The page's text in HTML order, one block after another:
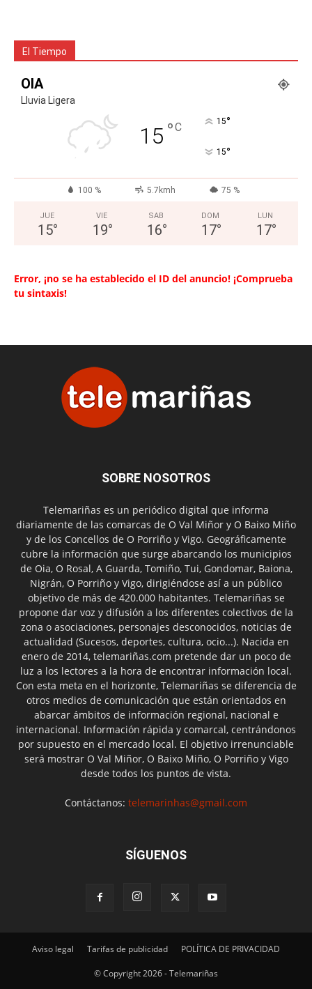
El Tiempo
OIA
Lluvia Ligera
15 °C 15°
15°
100 % 5.7kmh 75 %
JUE
15°
VIE
19°
SAB
16°
DOM
17°
LUN
17°
Error, ¡no se ha establecido el ID del anuncio! ¡Comprueba
tu sintaxis!
SOBRE NOSOTROS
Telemariñas es un periódico digital que informa
diariamente de las comarcas de O Val Miñor y O Baixo Miño
y de los Concellos de O Porriño y Vigo. Geográficamente
cubre la información que surge abarcando los municipios
de Oia, O Rosal, A Guarda, Tomiño, Tui, Gondomar, Baiona,
Nigrán, O Porriño y Vigo, dirigiéndose así a un público
objetivo de más de 420.000 habitantes. Telemariñas se
propone dar voz y difusión a los diferentes colectivos de la
zona o asociaciones, personajes desconocidos, noticias de
actualidad (Sucesos, deportes, cultura, ocio...). Nacida en
enero de 2014, telemariñas.com pretende dar un poco de
luz a los lectores a la hora de encontrar información local.
Con esta meta en el horizonte, Telemariñas se diferencia de
otros medios de comunicación que están orientados en
abarcar ámbitos de información regional, nacional e
internacional. Información rápida y comarcal, centrándonos
por supuesto en el mercado local. El objetivo irrenunciable
será mostrar O Val Miñor, O Baixo Miño, O Porriño y Vigo
desde todos los puntos de vista.
Contáctanos: telemarinhas@gmail.com
SÍGUENOS
Aviso legal Tarifas de publicidad POLÍTICA DE PRIVACIDAD
© Copyright 2026 - Telemariñas